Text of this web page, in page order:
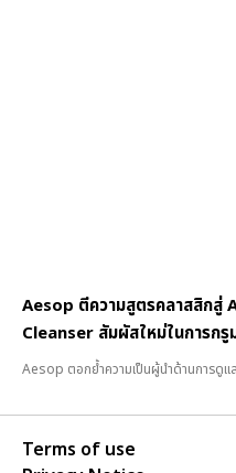
Aesop ตีความสูตรคลาสสิก
Cleanser สัมผัสใหม่ในการกรู
Aesop ตอกย้ำความเป็นผู้นำด้านการดู
Terms of use